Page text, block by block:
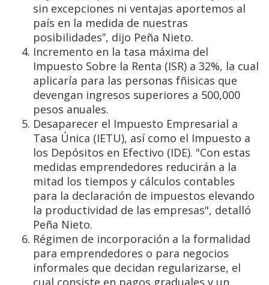
sin excepciones ni ventajas aportemos al
país en la medida de nuestras
posibilidades”, dijo Peña Nieto.
Incremento en la tasa máxima del
Impuesto Sobre la Renta (ISR) a 32%, la cual
aplicaría para las personas fñisicas que
devengan ingresos superiores a 500,000
pesos anuales.
Desaparecer el Impuesto Empresarial a
Tasa Única (IETU), así como el Impuesto a
los Depósitos en Efectivo (IDE). "Con estas
medidas emprendedores reducirán a la
mitad los tiempos y cálculos contables
para la declaración de impuestos elevando
la productividad de las empresas", detalló
Peña Nieto.
Régimen de incorporación a la formalidad
para emprendedores o para negocios
informales que decidan regularizarse, el
cual consiste en pagos graduales y un